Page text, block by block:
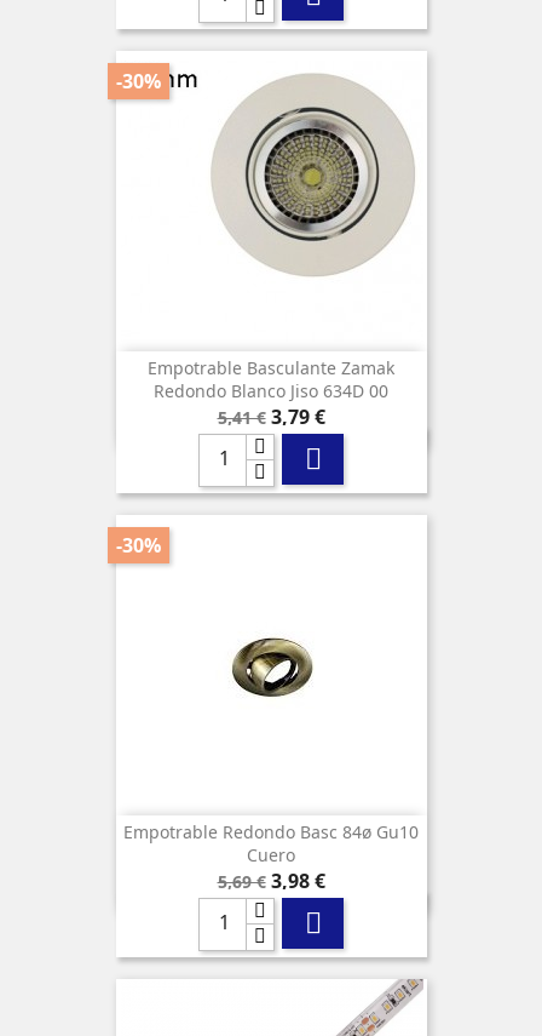
Empotrable Basculante Zamak
Redondo Blanco Jiso 634D 00
Precio
base
5,41 €
-30%
Precio
3,79 €

Empotrable Redondo Basc 84ø Gu10
Cuero
Precio
base
5,69 €
-30%
Precio
3,98 €
